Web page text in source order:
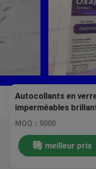
Autocollants en
imperméables
d'hologramme de
MOQ：5000
meilleur prix